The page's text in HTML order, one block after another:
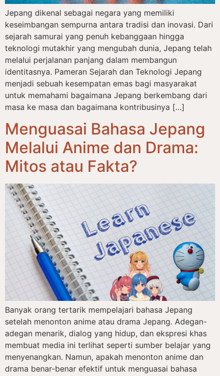
Jepang dikenal sebagai negara yang memiliki
keseimbangan sempurna antara tradisi dan inovasi. Dari
sejarah samurai yang penuh kebanggaan hingga
teknologi mutakhir yang mengubah dunia, Jepang telah
melalui perjalanan panjang dalam membangun
identitasnya. Pameran Sejarah dan Teknologi Jepang
menjadi sebuah kesempatan emas bagi masyarakat
untuk memahami bagaimana Jepang berkembang dari
masa ke masa dan bagaimana kontribusinya […]
Menguasai Bahasa Jepang
Melalui Anime dan Drama:
Mitos atau Fakta?
Banyak orang tertarik mempelajari bahasa Jepang
setelah menonton anime atau drama Jepang. Adegan-
adegan menarik, dialog yang hidup, dan ekspresi khas
membuat media ini terlihat seperti sumber belajar yang
menyenangkan. Namun, apakah menonton anime dan
drama benar-benar efektif untuk menguasai bahasa